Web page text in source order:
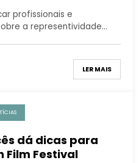
profissionais e
a representividade…
LER MAIS
dá dicas para
Film Festival